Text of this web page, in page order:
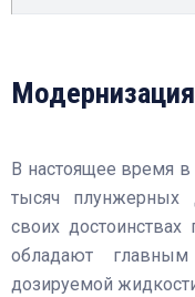
В настоящее время в
тысяч плунжерных
своих
обладают
дозируемой